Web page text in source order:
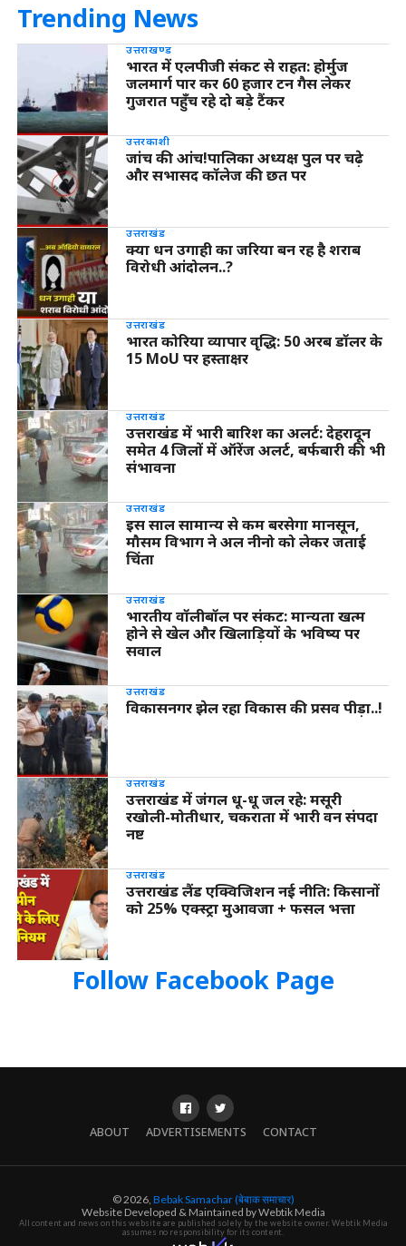
Trending News
उत्तराखण्ड
भारत में एलपीजी संकट से राहत: होर्मुज
जलमार्ग पार कर 60 हजार टन गैस लेकर
गुजरात पहुँच रहे दो बड़े टैंकर
उत्तरकाशी
जांच की आंच!पालिका अध्यक्ष पुल पर चढ़े
और सभासद कॉलेज की छत पर
उत्तराखंड
क्या धन उगाही का जरिया बन रह है शराब
विरोधी आंदोलन..?
उत्तराखंड
भारत कोरिया व्यापार वृद्धि: 50 अरब डॉलर के
15 MoU पर हस्ताक्षर
उत्तराखंड
उत्तराखंड में भारी बारिश का अलर्ट: देहरादून
समेत 4 जिलों में ऑरेंज अलर्ट, बर्फबारी की भी
संभावना
उत्तराखंड
इस साल सामान्य से कम बरसेगा मानसून,
मौसम विभाग ने अल नीनो को लेकर जताई
चिंता
उत्तराखंड
भारतीय वॉलीबॉल पर संकट: मान्यता खत्म
होने से खेल और खिलाड़ियों के भविष्य पर
सवाल
उत्तराखंड
विकासनगर झेल रहा विकास की प्रसव पीड़ा..!
उत्तराखंड
उत्तराखंड में जंगल धू-धू जल रहे: मसूरी
रखोली-मोतीधार, चकराता में भारी वन संपदा
नष्ट
उत्तराखंड
उत्तराखंड लैंड एक्विजिशन नई नीति: किसानों
को 25% एक्स्ट्रा मुआवजा + फसल भत्ता
Follow Facebook Page
ABOUT ADVERTISEMENTS CONTACT
© 2026, Bebak Samachar (बेबाक समाचार)
Website Developed & Maintained by Webtik Media
All content and news on this website are published solely by the website owner. Webtik Media
assumes no responsibility for its content.